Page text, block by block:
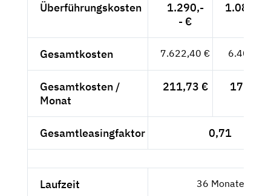
Überführungskosten
1.290,-
- €
Gesamtkosten 7.622,40 € 6.405,38
Gesamtkosten /
Monat
211,73 € 177,93
Gesamtleasingfaktor 0,71
Laufzeit 36 Monate